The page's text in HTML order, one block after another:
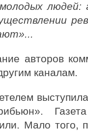
людей:
авторов
каналам.
Мало того,